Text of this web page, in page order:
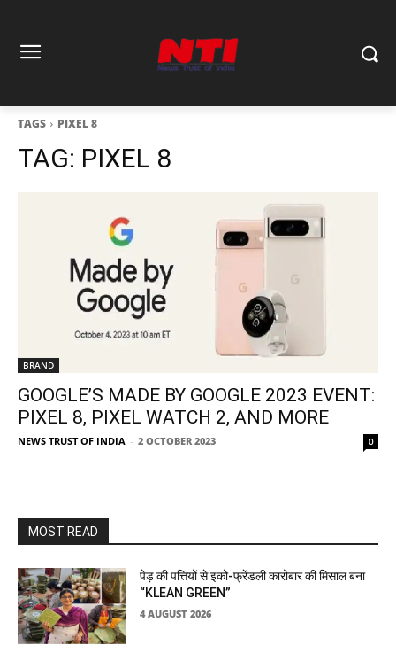
TAGS PIXEL 8
TAG: PIXEL 8
BRAND
GOOGLE’S MADE BY GOOGLE 2023 EVENT:
PIXEL 8, PIXEL WATCH 2, AND MORE
NEWS TRUST OF INDIA - 2 OCTOBER 2023 0
MOST READ
पेड़ की पत्तियों से इको-फ्रेंडली कारोबार की मिसाल बना
“KLEAN GREEN”
4 AUGUST 2026